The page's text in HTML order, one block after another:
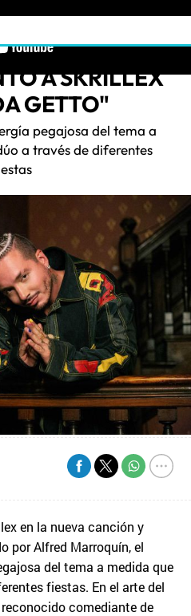
A SKRILLEX
GETTO"
pegajosa del tema a
a través de diferentes
en la nueva canción y
por Alfred Marroquín, el
del tema a medida que
fiestas. En el arte del
comediante de